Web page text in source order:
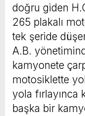
doğru giden
265 plakalı
tek şeride
A.B.
kamyonete
motosiklette
yola fırlayınca
başka bir